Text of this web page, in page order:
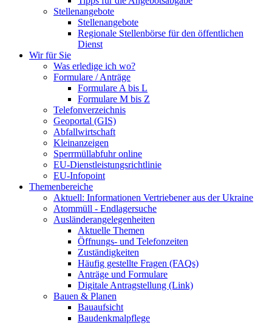
Stellenangebote
Stellenangebote
Regionale Stellenbörse für den öffentlichen
Dienst
Wir für Sie
Was erledige ich wo?
Formulare / Anträge
Formulare A bis L
Formulare M bis Z
Telefonverzeichnis
Geoportal (GIS)
Abfallwirtschaft
Kleinanzeigen
Sperrmüllabfuhr online
EU-Dienstleistungsrichtlinie
EU-Infopoint
Themenbereiche
Aktuell: Informationen Vertriebener aus der Ukraine
Atommüll - Endlagersuche
Ausländerangelegenheiten
Aktuelle Themen
Öffnungs- und Telefonzeiten
Zuständigkeiten
Häufig gestellte Fragen (FAQs)
Anträge und Formulare
Digitale Antragstellung (Link)
Bauen & Planen
Bauaufsicht
Baudenkmalpflege